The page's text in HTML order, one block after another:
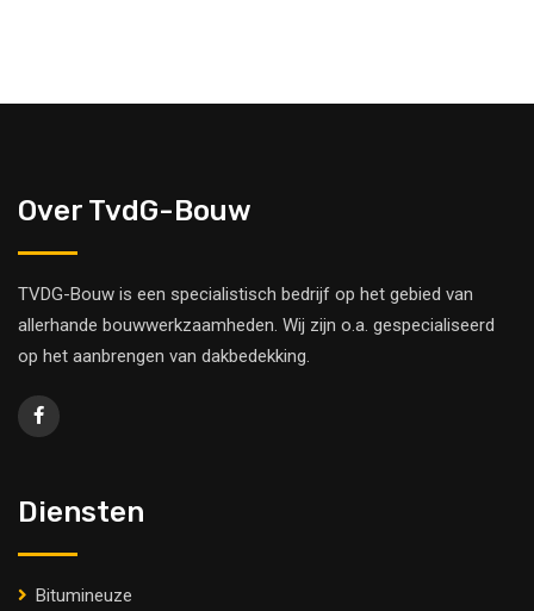
Over TvdG-Bouw
TVDG-Bouw is een specialistisch bedrijf op het gebied van
allerhande bouwwerkzaamheden. Wij zijn o.a. gespecialiseerd
op het aanbrengen van dakbedekking.
Diensten
Bitumineuze